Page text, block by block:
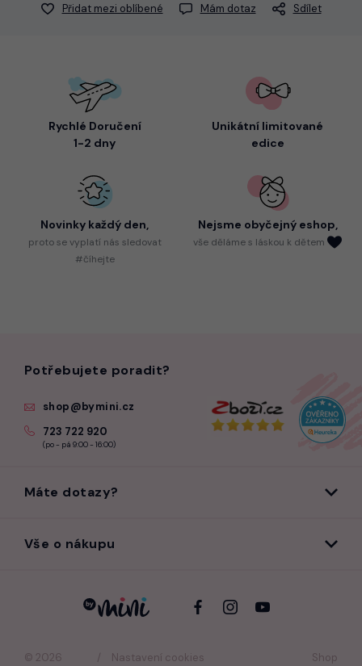
Přidat mezi oblíbené Mám dotaz Sdílet
Rychlé Doručení
1-2 dny
Unikátní limitované
edice
Novinky každý den,
protose vyplatí nás sledovat
#číhejte
Nejsme obyčejný eshop,
vše děláme s láskou k dětem
© 2026 Nastavení cookies Shop
Potřebujete poradit?
shop@bymini.cz
723 722 920
(po - pá 9:00 - 16:00)
Máte dotazy?
Vše o nákupu